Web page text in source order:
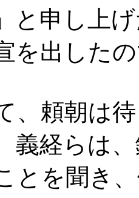
と申し上
を出した
、頼朝は
義経らは
とを聞き